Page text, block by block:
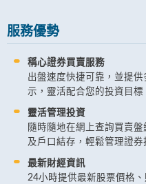
服務優勢
稱心證券買賣服務
出盤速度快捷可靠，並提供
示，靈活配合您的投資目標
靈活管理投資
隨時隨地在網上查詢買賣
及戶口結存，輕鬆管理證券
最新財經資訊
24小時提供最新股票價格